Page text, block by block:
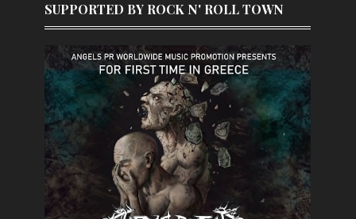
SUPPORTED BY ROCK N' ROLL TOWN